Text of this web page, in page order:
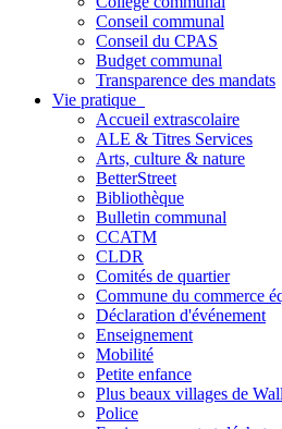
Conseil communal
Conseil du CPAS
Budget communal
Transparence des mandats
Vie pratique
Accueil extrascolaire
ALE & Titres Services
Arts, culture & nature
BetterStreet
Bibliothèque
Bulletin communal
CCATM
CLDR
Comités de quartier
Commune du commerce
Déclaration d'événement
Enseignement
Mobilité
Petite enfance
Plus beaux villages de
Police